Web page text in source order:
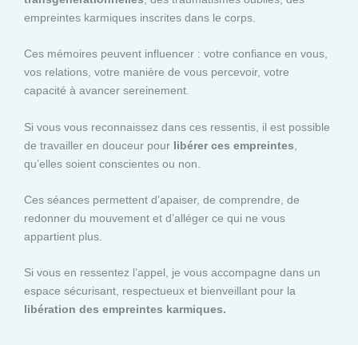
empreintes karmiques inscrites dans le corps.
Ces mémoires peuvent influencer : votre confiance en vous,
vos relations, votre manière de vous percevoir, votre
capacité à avancer sereinement.
Si vous vous reconnaissez dans ces ressentis, il est possible
de travailler en douceur pour libérer ces empreintes
qu’elles soient conscientes ou non.
Ces séances permettent d’apaiser, de comprendre, de
redonner du mouvement et d’alléger ce qui ne vous
appartient plus.
Si vous en ressentez l’appel, je vous accompagne dans un
espace sécurisant, respectueux et bienveillant pour la
libération des empreintes karmiques.